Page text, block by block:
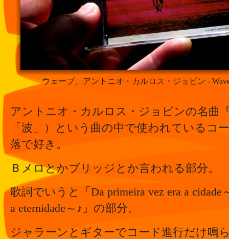
ウェーブ、アントニオ・カルロス・ジョビン -
アントニオ・カルロス・ジョビンの名曲
「波」）という曲の中で使われているコ
落で好き。
Ｂメロとかブリッジとか言われる部分。
歌詞でいうと「Da primeira vez era a cidade
a eternidade～♪」の部分。
ジャラーンとギターでコード進行だけ鳴